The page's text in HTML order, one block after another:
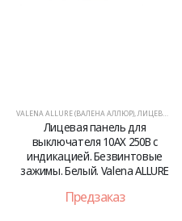
VALENA ALLURE (ВАЛЕНА АЛЛЮР),ЛИЦЕВЫЕ ПАНЕЛИ
Лицевая панель для
выключателя 10АХ 250В с
индикацией. Безвинтовые
зажимы. Белый. Valena ALLURE
Предзаказ